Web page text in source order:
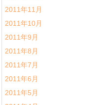
2011年11月
2011年10月
2011年9月
2011年8月
2011年7月
2011年6月
2011年5月